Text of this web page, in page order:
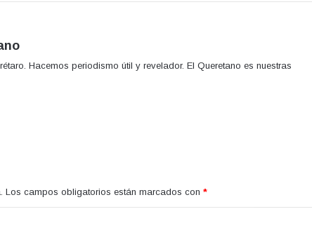
Hacemos periodismo útil y revelador. El Queretano es nuestras
Los campos obligatorios están marcados con *